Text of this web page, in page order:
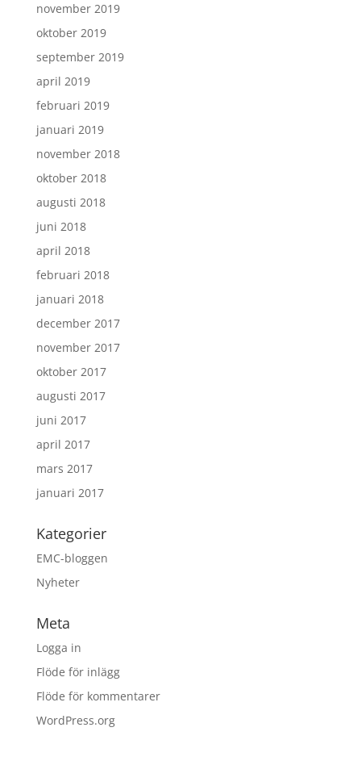
november 2019
oktober 2019
september 2019
april 2019
februari 2019
januari 2019
november 2018
oktober 2018
augusti 2018
juni 2018
april 2018
februari 2018
januari 2018
december 2017
november 2017
oktober 2017
augusti 2017
juni 2017
april 2017
mars 2017
januari 2017
Kategorier
EMC-bloggen
Nyheter
Meta
Logga in
Flöde för inlägg
Flöde för kommentarer
WordPress.org